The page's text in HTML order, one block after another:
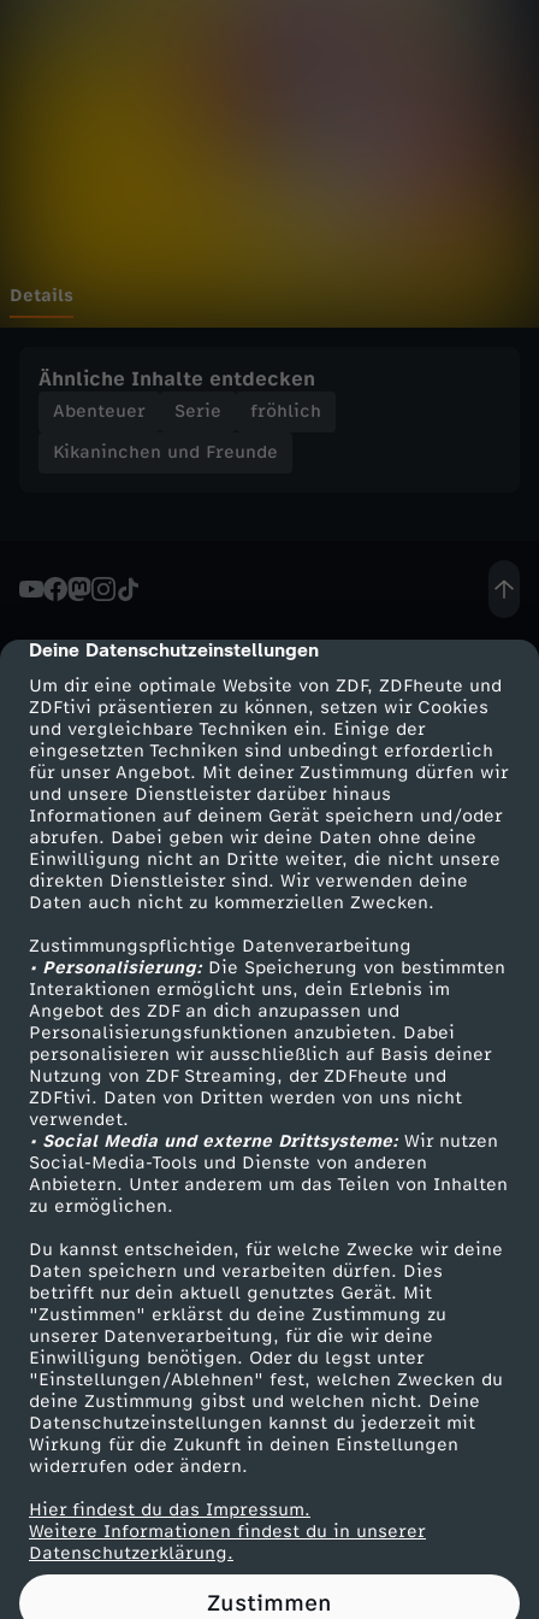
cmp-dialog-description
Deine Datenschutzeinstellungen
Um dir eine optimale Website von ZDF, ZDFheute und
ZDFtivi präsentieren zu können, setzen wir Cookies
und vergleichbare Techniken ein. Einige der
eingesetzten Techniken sind unbedingt erforderlich
für unser Angebot. Mit deiner Zustimmung dürfen wir
und unsere Dienstleister darüber hinaus
Informationen auf deinem Gerät speichern und/oder
abrufen. Dabei geben wir deine Daten ohne deine
Einwilligung nicht an Dritte weiter, die nicht unsere
direkten Dienstleister sind. Wir verwenden deine
Daten auch nicht zu kommerziellen Zwecken.
Zustimmungspflichtige Datenverarbeitung
• Personalisierung:Die Speicherung von bestimmten
Interaktionen ermöglicht uns, dein Erlebnis im
Angebot des ZDF an dich anzupassen und
Personalisierungsfunktionen anzubieten. Dabei
personalisieren wir ausschließlich auf Basis deiner
Nutzung von ZDF Streaming, der ZDFheute und
ZDFtivi. Daten von Dritten werden von uns nicht
verwendet.
• Social Media und externe Drittsysteme:Wir nutzen
Social-Media-Tools und Dienste von anderen
Anbietern. Unter anderem um das Teilen von Inhalten
zu ermöglichen.
Du kannst entscheiden, für welche Zwecke wir deine
Daten speichern und verarbeiten dürfen. Dies
betrifft nur dein aktuell genutztes Gerät. Mit
"Zustimmen" erklärst du deine Zustimmung zu
unserer Datenverarbeitung, für die wir deine
Einwilligung benötigen. Oder du legst unter
"Einstellungen/Ablehnen" fest, welchen Zwecken du
deine Zustimmung gibst und welchen nicht. Deine
Datenschutzeinstellungen kannst du jederzeit mit
Wirkung für die Zukunft in deinen Einstellungen
widerrufen oder ändern.
Hier findest du das Impressum.
Weitere Informationen findest du in unserer
Datenschutzerklärung.
Zustimmen
n
d
F
u
n
d
e
-
V
o
n
K
a
r
n
e
v
a
l
u
n
Details
Ähnliche Inhalte entdecken
Abenteuer Serie
fröhlich
Kikaninchen und Freunde
Mehr ZDF
ZDF-Apps
Smart TV
ZDFtext
Livestreams
Sendungen A-Z
TV-Programm
Service
ZDFmitreden
Kontakt zum ZDF
Tickets
Zuschauerservice
Hilfe
ZDF Unternehmen
Karriere
ZDF goes Schule
Werbefernsehen
Mainzelmännchen
Partner